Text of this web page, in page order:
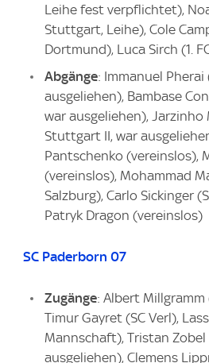
Leihe fest verpflichtet),
Stuttgart, Leihe), Cole
Dortmund), Luca Sirch (1.
Abgänge: Immanuel Pherai
ausgeliehen), Bambase
war ausgeliehen), Jarzinho
Stuttgart II, war
Pantschenko (vereinslos),
(vereinslos), Mohammad
Salzburg), Carlo Sickinger
Patryk Dragon (vereinslos)
SC Paderborn 07
Zugänge: Albert Millgramm
Timur Gayret (SC Verl),
Mannschaft), Tristan Zobel
ausgeliehen), Clemens